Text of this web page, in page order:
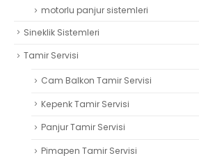
motorlu panjur sistemleri
Sineklik Sistemleri
Tamir Servisi
Cam Balkon Tamir Servisi
Kepenk Tamir Servisi
Panjur Tamir Servisi
Pimapen Tamir Servisi